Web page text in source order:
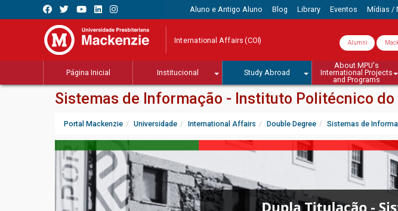
Aluno e Antigo Aluno Blog Library Eventos Mídias /
International Affairs (COI) Alumni
Página Inicial Institucional Study Abroad
About MPU's
International Projects
and Programs
Sistemas de Informação - Instituto Politécnico do
Portal Mackenzie Universidade International Affairs Double Degree Sistemas de